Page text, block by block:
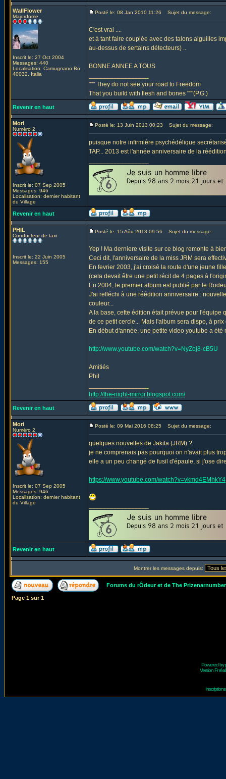
WallFlower
Majordome
Inscrit le: 27 Oct 2004
Messages: 440
Localisation: Camugnano.Bo.
40032. Italia
Posté le: 08 Jan 2010 11:26 Sujet du message:
C'est vrai ....
et à tant faire couplée avec des talons aiguilles
au-dessus de sertains détecteurs) ..
BONNE ANNEE A TOUS
""" They do not see your road to Freedom
That you build with flesh and bones """(P.G.)
Revenir en haut
Mori
Numéro 2
Inscrit le: 07 Sep 2005
Messages: 946
Localisation: dernier habitant
du Village
Posté le: 13 Juin 2013 00:23 Sujet du message:
puisque notre infirmière psychédélique
TAP... 2013 est l'année anniversaire de la
Revenir en haut
PHIL
Conducteur de taxi
Inscrit le: 22 Juin 2005
Messages: 155
Posté le: 15 Aôu 2013 09:56 Sujet du message:
Yep ! Ma derniere visite sur ce blog remonte à
Ceci dit, l'anniversaire de la miss JRM sera
En fevrier 2003, j'ai croisé la route d'une jeune
(cela devait être une petit récit de 4 pages à
En 2004, le premier album est publié par le
J'ai refléchi à une réédition anniversaire :
couleur...
A la base, cette édition était prévue pour
de ce petit cercle... Mais l'album sera dispo, à
En début d'année, une petite video youtube a été
http://www.youtube.com/watch?v=NyZoj8-cB5U
Amitiés
Phil
http://the-night-mirror.blogspot.com/
Revenir en haut
Mori
Numéro 2
Inscrit le: 07 Sep 2005
Messages: 946
Localisation: dernier habitant
du Village
Posté le: 09 Mai 2016 08:25 Sujet du message:
quelques nouvelles de Jakita (JRM) ?
je ne comprenais pas pourquoi on n'avait plus
elle a un peu changé de fusil d'épaule, si j'ose
https://www.youtube.com/watch?v=vkmd4EMhkY4
Revenir en haut
Montrer les messages depuis:
Forums du rÔdeur et de The
Page 1 sur1
Powered by
Version Fr